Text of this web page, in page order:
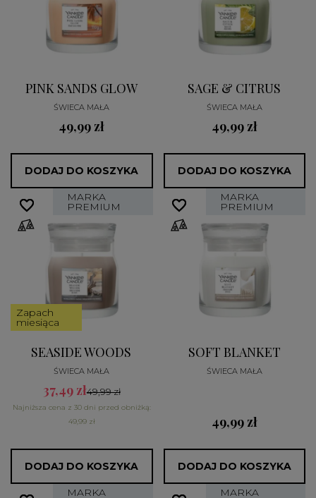
PINK SANDS GLOW
ŚWIECA MAŁA
49,99 zł
DODAJ DO KOSZYKA
SAGE & CITRUS
ŚWIECA MAŁA
49,99 zł
DODAJ DO KOSZYKA
MARKA
PREMIUM
Zapach
miesiąca
SEASIDE WOODS
ŚWIECA MAŁA
37,49 zł49,99 zł
Najniższa cena z 30 dni przed obniżką:
49,99 zł
DODAJ DO KOSZYKA
favorite_border
favorite_border MARKA
PREMIUM
SOFT BLANKET
ŚWIECA MAŁA
49,99 zł
DODAJ DO KOSZYKA
favorite_border
favorite_border
MARKA MARKA